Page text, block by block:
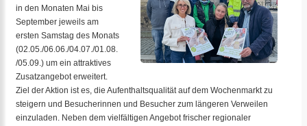
in den Monaten Mai bis
September jeweils am
ersten Samstag des Monats
(02.05./06.06./04.07./01.08.
/05.09.) um ein attraktives
Zusatzangebot erweitert.
Ziel der Aktion ist es, die Aufenthaltsqualität auf dem Wochenmarkt zu
steigern und Besucherinnen und Besucher zum längeren Verweilen
einzuladen. Neben dem vielfältigen Angebot frischer regionaler